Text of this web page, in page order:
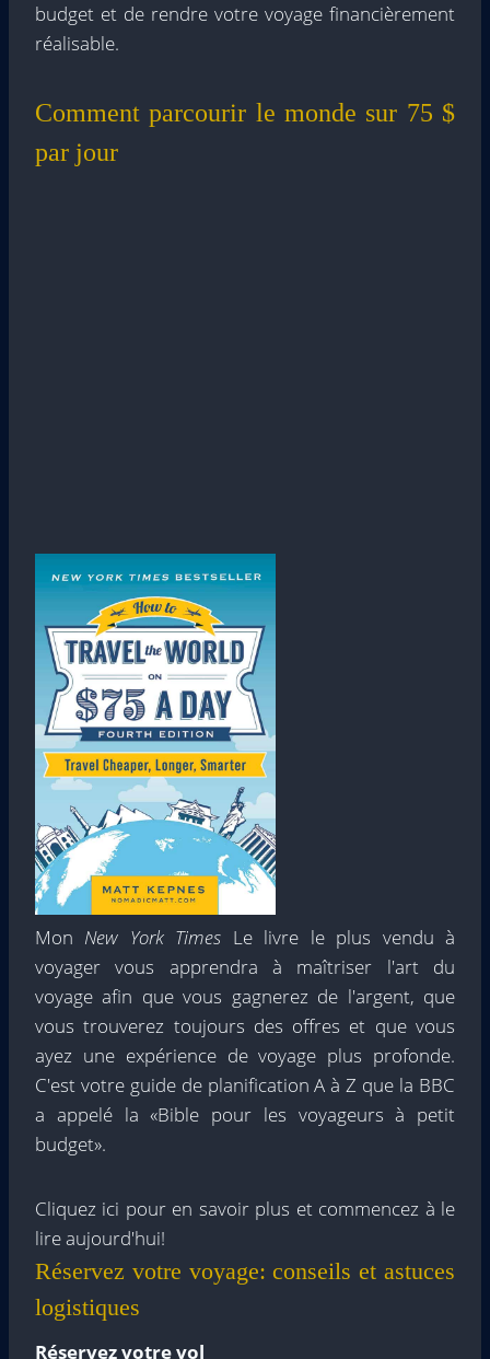
budget et de rendre votre voyage financièrement
réalisable.
Comment parcourir le monde sur 75 $
par jour
Mon New York Times Le livre le plus vendu à
voyager vous apprendra à maîtriser l'art du
voyage afin que vous gagnerez de l'argent, que
vous trouverez toujours des offres et que vous
ayez une expérience de voyage plus profonde.
C'est votre guide de planification A à Z que la BBC
a appelé la «Bible pour les voyageurs à petit
budget».
Cliquez ici pour en savoir plus et commencez à le
lire aujourd'hui!
Réservez votre voyage: conseils et astuces
logistiques
Réservez votre vol